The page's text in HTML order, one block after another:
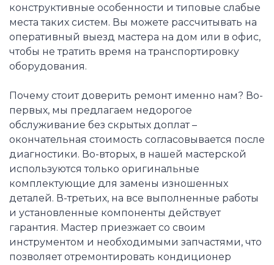
конструктивные особенности и типовые слабые
места таких систем. Вы можете рассчитывать на
оперативный выезд мастера на дом или в офис,
чтобы не тратить время на транспортировку
оборудования.
Почему стоит доверить ремонт именно нам? Во-
первых, мы предлагаем недорогое
обслуживание без скрытых доплат –
окончательная стоимость согласовывается после
диагностики. Во-вторых, в нашей мастерской
используются только оригинальные
комплектующие для замены изношенных
деталей. В-третьих, на все выполненные работы
и установленные компоненты действует
гарантия. Мастер приезжает со своим
инструментом и необходимыми запчастями, что
позволяет отремонтировать кондиционер